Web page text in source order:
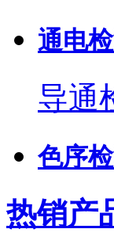
通电
导通
色序
热销产